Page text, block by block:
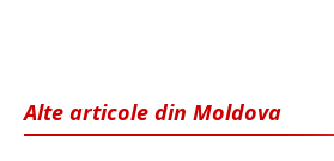
Alte articole din Moldova